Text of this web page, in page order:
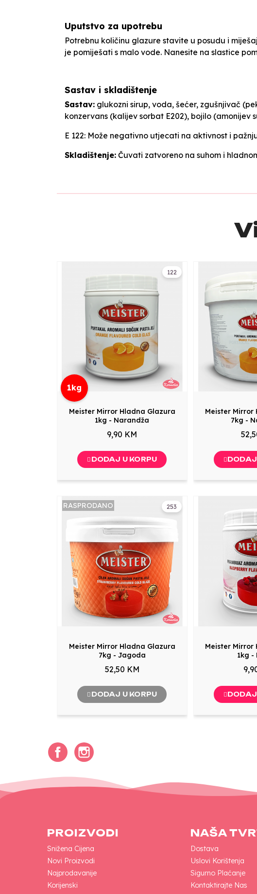
Uputstvo za upotrebu
Potrebnu količinu glazure stavite u posudu i
je pomiješati s malo vode. Nanesite na slastice
Sastav i skladištenje
Sastav: glukozni sirup, voda, šećer, zgušnjivač
konzervans (kalijev sorbat E202), bojilo (amonijev
E 122: Može negativno utjecati na aktivnost i
Skladištenje: Čuvati zatvoreno na suhom i
122
1kg
Meister Mirror Hladna Glazura
1kg - Narandža
9,90 KM
DODAJ U KORPU
Meister Mirror
7kg -
DODAJ
253
RASPRODANO
Meister Mirror Hladna Glazura
7kg - Jagoda
52,50 KM
DODAJ U KORPU
Meister Mirror
1kg -
DODAJ
Facebook
PROIZVODI
Snižena Cijena
Novi Proizvodi
Najprodavanije
Korijenski
NAŠA
Dostava
Uslovi Korištenja
Sigurno Plaćanje
Kontaktirajte Nas